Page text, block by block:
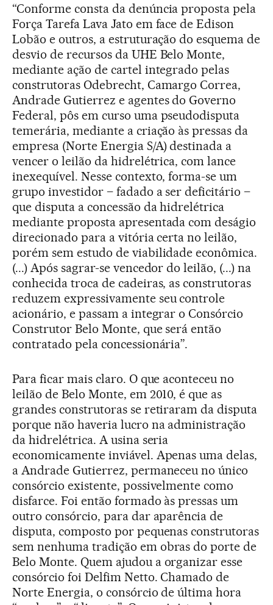
“Conforme consta da denúncia proposta pela
Força Tarefa Lava Jato em face de Edison
Lobão e outros, a estruturação do esquema de
desvio de recursos da UHE Belo Monte,
mediante ação de cartel integrado pelas
construtoras Odebrecht, Camargo Correa,
Andrade Gutierrez e agentes do Governo
Federal, pôs em curso uma pseudodisputa
temerária, mediante a criação às pressas da
empresa (Norte Energia S/A) destinada a
vencer o leilão da hidrelétrica, com lance
inexequível. Nesse contexto, forma-se um
grupo investidor – fadado a ser deficitário –
que disputa a concessão da hidrelétrica
mediante proposta apresentada com deságio
direcionado para a vitória certa no leilão,
porém sem estudo de viabilidade econômica.
(...) Após sagrar-se vencedor do leilão, (...) na
conhecida troca de cadeiras, as construtoras
reduzem expressivamente seu controle
acionário, e passam a integrar o Consórcio
Construtor Belo Monte, que será então
contratado pela concessionária”.
Para ficar mais claro. O que aconteceu no
leilão de Belo Monte, em 2010, é que as
grandes construtoras se retiraram da disputa
porque não haveria lucro na administração
da hidrelétrica. A usina seria
economicamente inviável. Apenas uma delas,
a Andrade Gutierrez, permaneceu no único
consórcio existente, possivelmente como
disfarce. Foi então formado às pressas um
outro consórcio, para dar aparência de
disputa, composto por pequenas construtoras
sem nenhuma tradição em obras do porte de
Belo Monte. Quem ajudou a organizar esse
consórcio foi Delfim Netto. Chamado de
Norte Energia, o consórcio de última hora